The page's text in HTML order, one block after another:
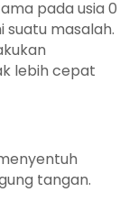
pada usia 0
masalah.
lebih cepat
tangan.